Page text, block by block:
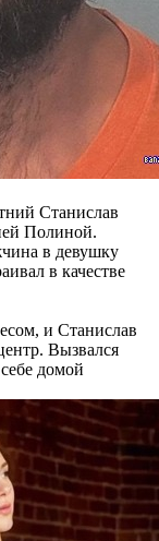
Станислав
Полиной.
в девушку
в качестве
и Станислав
Вызвался
домой